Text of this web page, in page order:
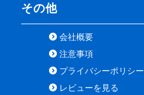
その他
会社概要
注意事項
プライバシーポリシー
レビューを見る